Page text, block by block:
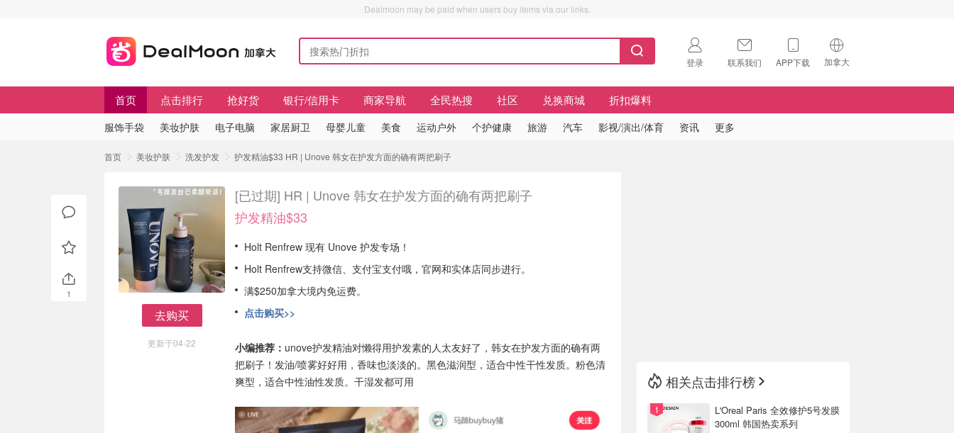
Dealmoon may be paid when users buy items via our links.
登录 联系我们 APP下载 加拿大
🇺🇸
首页 点击排行 抢好货 银行/信用卡 商家导航 全民热搜 社区 兑换商城 折扣爆料
服饰手袋 美妆护肤 电子电脑 家居厨卫 母婴儿童 美食 运动户外 个护健康 旅游 汽车 影视/演出/体育 资讯 更多
首页 美妆护肤 洗发护发 护发精油$33 HR | Unove 韩女在护发方面的确有两把刷子
去购买
更新于04-22
[已过期] HR | Unove 韩女在护发方面的确有两把刷子
护发精油$33
Holt Renfrew 现有 Unove 护发专场！
Holt Renfrew支持微信、支付宝支付哦，官网和实体店同步进行。
满$250加拿大境内免运费。
点击购买>>
小编推荐： unove护发精油对懒得用护发素的人太友好了，韩女在护发方面的确有两
把刷子！发油/喷雾好好用，香味也淡淡的。黑色滋润型，适合中性干性发质。粉色清
爽型，适合中性油性发质。干湿发都可用
1
相关点击排行榜
L'Oreal Paris 全效修护5号发膜
300ml 韩国热卖系列